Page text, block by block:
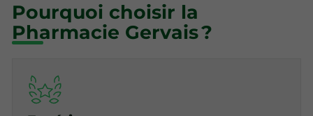
Pourquoi choisir la
Pharmacie Gervais ?